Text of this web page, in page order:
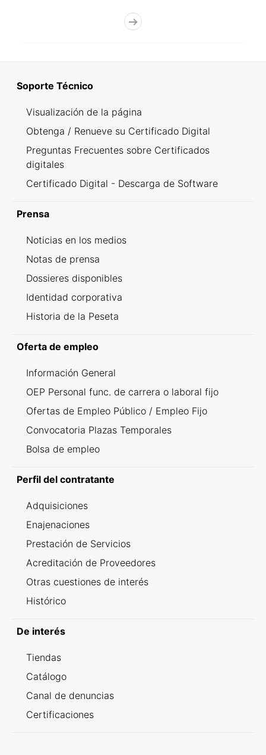
Soporte Técnico
Visualización de la página
Obtenga / Renueve su Certificado Digital
Preguntas Frecuentes sobre Certificados
digitales
Certificado Digital - Descarga de Software
Prensa
Noticias en los medios
Notas de prensa
Dossieres disponibles
Identidad corporativa
Historia de la Peseta
Oferta de empleo
Información General
OEP Personal func. de carrera o laboral fijo
Ofertas de Empleo Público / Empleo Fijo
Convocatoria Plazas Temporales
Bolsa de empleo
Perfil del contratante
Adquisiciones
Enajenaciones
Prestación de Servicios
Acreditación de Proveedores
Otras cuestiones de interés
Histórico
De interés
Tiendas
Catálogo
Canal de denuncias
Certificaciones